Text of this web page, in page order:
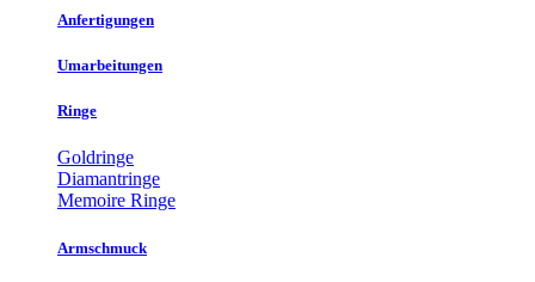
Anfertigungen
Umarbeitungen
Ringe
Goldringe
Diamantringe
Memoire Ringe
Armschmuck